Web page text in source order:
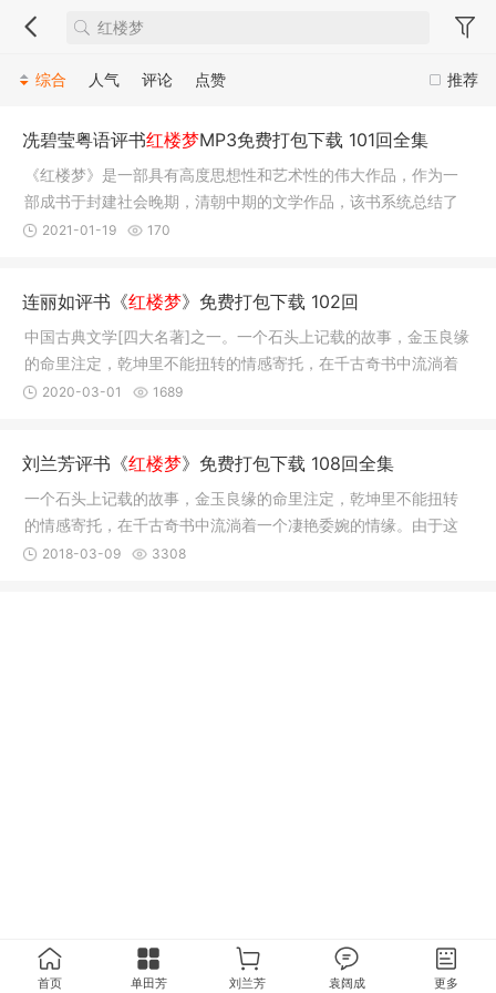
推荐
综合 人气 评论 点赞
冼碧莹粤语评书红楼梦MP3免费打包下载 101回全集
《红楼梦》是一部具有高度思想性和艺术性的伟大作品，作为一
部成书于封建社会晚期，清朝中期的文学作品，该书系统总结了
中国封建
2021-01-19 170
连丽如评书《红楼梦》免费打包下载 102回
中国古典文学[四大名著]之一。一个石头上记载的故事，金玉良缘
的命里注定，乾坤里不能扭转的情感寄托，在千古奇书中流淌着
一个凄
2020-03-01 1689
刘兰芳评书《红楼梦》免费打包下载 108回全集
一个石头上记载的故事，金玉良缘的命里注定，乾坤里不能扭转
的情感寄托，在千古奇书中流淌着一个凄艳委婉的情缘。由于这
部书的文
2018-03-09 3308
首页 单田芳 刘兰芳 袁阔成 更多